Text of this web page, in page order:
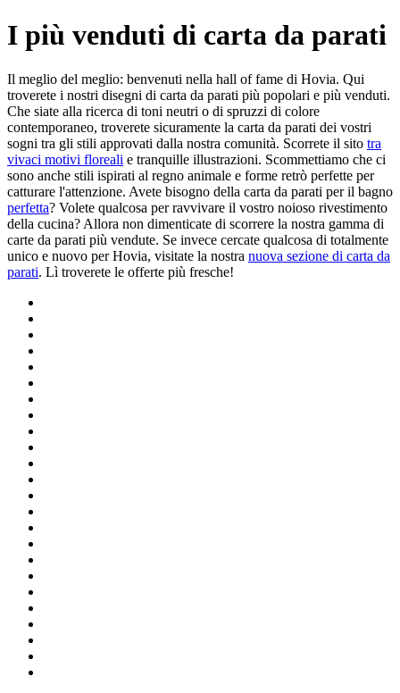
I più venduti di carta da parati
Il meglio del meglio: benvenuti nella hall of fame di Hovia. Qui
troverete i nostri disegni di carta da parati più popolari e più venduti.
Che siate alla ricerca di toni neutri o di spruzzi di colore
contemporaneo, troverete sicuramente la carta da parati dei vostri
sogni tra gli stili approvati dalla nostra comunità. Scorrete il sito tra
vivaci motivi floreali e tranquille illustrazioni. Scommettiamo che ci
sono anche stili ispirati al regno animale e forme retrò perfette per
catturare l'attenzione. Avete bisogno della carta da parati per il bagno
perfetta? Volete qualcosa per ravvivare il vostro noioso rivestimento
della cucina? Allora non dimenticate di scorrere la nostra gamma di
carte da parati più vendute. Se invece cercate qualcosa di totalmente
unico e nuovo per Hovia, visitate la nostra nuova sezione di carta da
parati. Lì troverete le offerte più fresche!